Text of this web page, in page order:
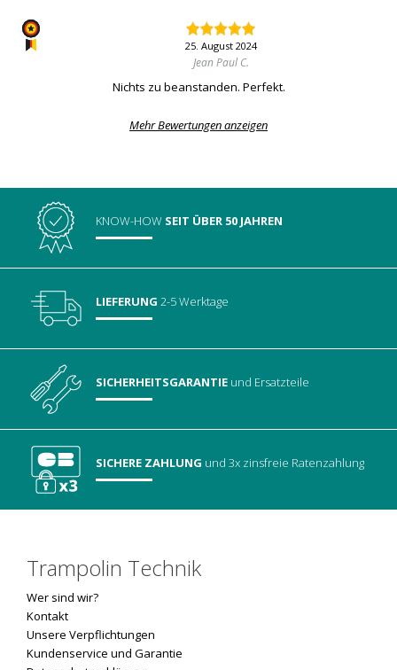
25. August 2024
Jean Paul C.
Nichts zu beanstanden. Perfekt.
Mehr Bewertungen anzeigen
KNOW-HOW SEIT ÜBER 50 JAHREN
LIEFERUNG 2-5 Werktage
SICHERHEITSGARANTIE und Ersatzteile
SICHERE ZAHLUNG und 3x zinsfreie Ratenzahlung
Trampolin Technik
Wer sind wir?
Kontakt
Unsere Verpflichtungen
Kundenservice und Garantie